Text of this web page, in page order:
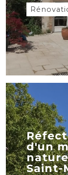
d'un
Saint-